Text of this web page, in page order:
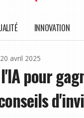
INNOVATION
avril 2025
pour